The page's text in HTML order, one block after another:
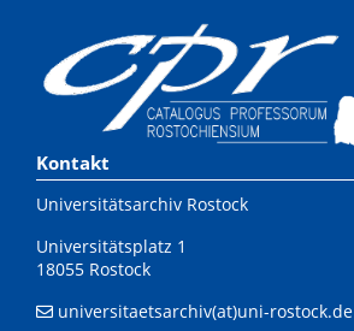
Kontakt
Universitätsarchiv Rostock
Universitätsplatz 1
18055 Rostock
universitaetsarchiv(at)uni-rostock.de